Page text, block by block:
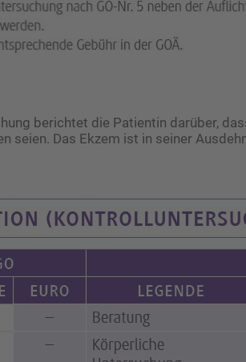
berichtet die Patientin darüber,
seien. Das Ekzem ist in seiner